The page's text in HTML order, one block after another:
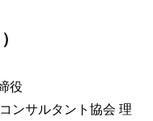
役
ンサルタント協会 理